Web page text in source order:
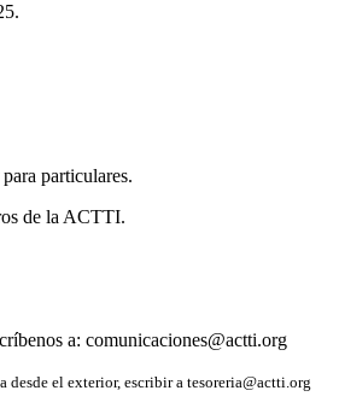
particulares.
de la ACTTI.
a: comunicaciones@actti.org
desde el exterior, escribir a tesoreria@actti.org